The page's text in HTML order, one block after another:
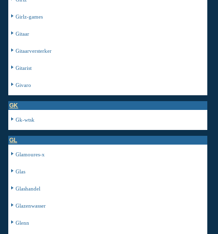
Girlz-games
Gitaar
Gitaarversterker
Gitarist
Givaro
GK
Gk-wtsk
GL
Glamoures-x
Glas
Glashandel
Glazenwasser
Glenn